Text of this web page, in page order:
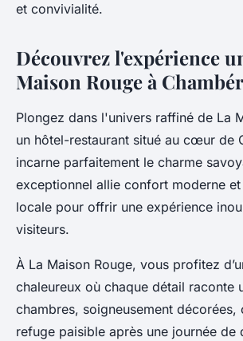
et convivialité.
Découvrez l'expérience
Maison Rouge à
Plongez dans l'univers raffiné de La
un hôtel-restaurant situé au cœur de
incarne parfaitement le charme
exceptionnel allie confort moderne
locale pour offrir une expérience
visiteurs.
À La Maison Rouge, vous profitez
chaleureux où chaque détail raconte
chambres, soigneusement décorées,
refuge paisible après une journée de